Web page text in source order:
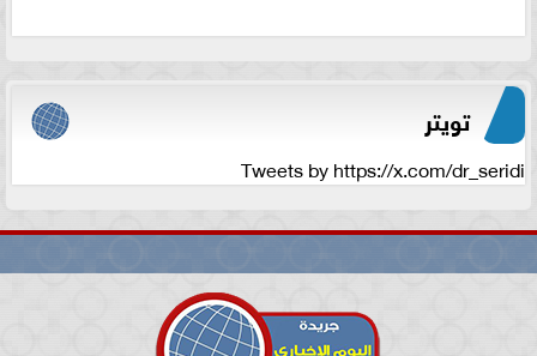
تويتر
Tweets by https://x.com/dr_seridi